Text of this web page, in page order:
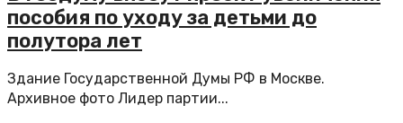
пособия по уходу за детьми до
полутора лет
Здание Государственной Думы РФ в Москве.
Архивное фото Лидер партии...